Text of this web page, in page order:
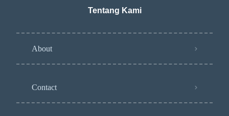
Tentang Kami
About
Contact